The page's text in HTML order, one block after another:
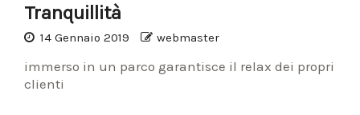
Tranquillità
14 Gennaio 2019 webmaster
immerso in un parco garantisce il relax dei propri
clienti